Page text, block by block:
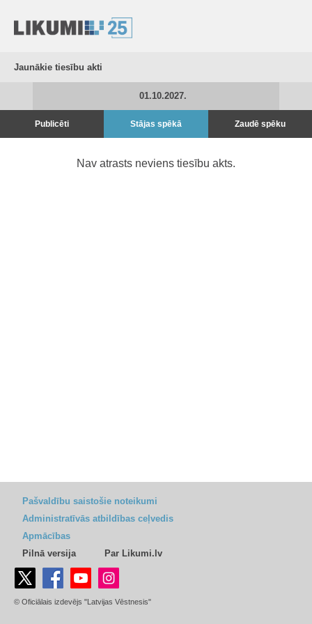
Jaunākie tiesību akti
01.10.2027.
Publicēti Stājas spēkā Zaudē spēku
Nav atrasts neviens tiesību akts.
Pašvaldību saistošie noteikumi
Administratīvās atbildības ceļvedis
Apmācības
Pilnā versija
Par Likumi.lv
© Oficiālais izdevējs "Latvijas Vēstnesis"